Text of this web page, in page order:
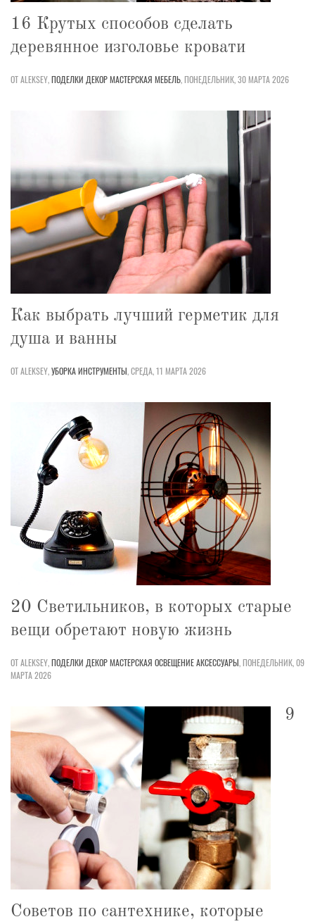
16 Крутых способов сделать
деревянное изголовье кровати
ОТ ALEKSEY,ПОДЕЛКИ ДЕКОРМАСТЕРСКАЯ МЕБЕЛЬ,ПОНЕДЕЛЬНИК, 30 МАРТА 2026
Как выбрать лучший герметик для
душа и ванны
ОТ ALEKSEY,УБОРКАИНСТРУМЕНТЫ,СРЕДА, 11 МАРТА 2026
20 Светильников, в которых старые
вещи обретают новую жизнь
ОТ ALEKSEY,ПОДЕЛКИ ДЕКОРМАСТЕРСКАЯ ОСВЕЩЕНИЕАКСЕССУАРЫ,ПОНЕДЕЛЬНИК, 09
МАРТА 2026
9
Советов по сантехнике, которые